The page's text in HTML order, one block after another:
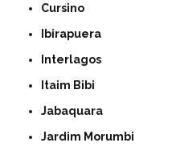
Cursino
Ibirapuera
Interlagos
Itaim Bibi
Jabaquara
Jardim Morumbi